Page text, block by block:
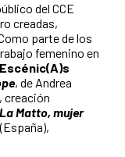
del CCE
creadas,
parte de los
femenino en
Escénic(A)s
, de Andrea
, creación
La Matto, mujer